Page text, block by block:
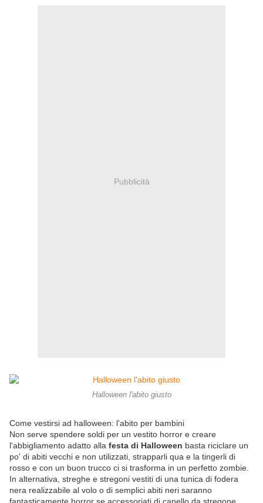
Pubblicità
Halloween l'abito giusto
Come vestirsi ad halloween: l'abito per bambini
Non serve spendere soldi per un vestito horror e creare
l'abbigliamento adatto alla festa di Halloween basta riciclare un
po' di abiti vecchi e non utilizzati, strapparli qua e la tingerli di
rosso e con un buon trucco ci si trasforma in un perfetto zombie.
In alternativa, streghe e stregoni vestiti di una tunica di fodera
nera realizzabile al volo o di semplici abiti neri saranno